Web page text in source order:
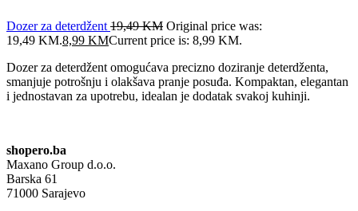
Dozer za deterdžent 19,49KM Original price was:
19,49 KM.8,99 KMCurrent price is: 8,99 KM.
Dozer za deterdžent omogućava precizno doziranje deterdženta,
smanjuje potrošnju i olakšava pranje posuđa. Kompaktan, elegantan
i jednostavan za upotrebu, idealan je dodatak svakoj kuhinji.
shopero.ba
Maxano Group d.o.o.
Barska 61
71000 Sarajevo